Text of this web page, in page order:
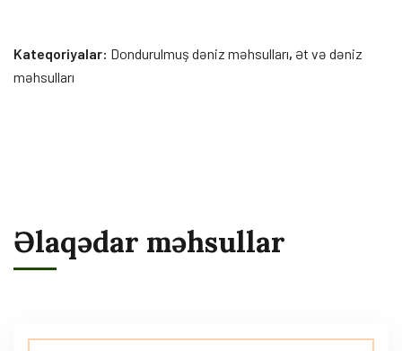
Kateqoriyalar: Dondurulmuş dəniz məhsulları, Ət və dəniz
məhsulları
Əlaqədar məhsullar